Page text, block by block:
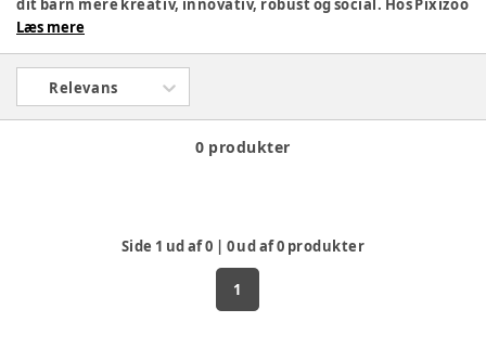
dit barn mere kreativ, innovativ, robust og social. Hos Pixizoo
har vi samlet det bedste legetøj til både babyer og børn.
barn her.
Læs mere
Relevans
0 produkter
Side 1 ud af0 | 0ud af0 produkter
1